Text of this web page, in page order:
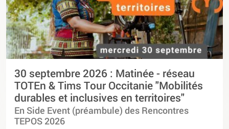
30 septembre 2026 : Matinée - réseau
TOTEn & Tims Tour Occitanie "Mobilités
durables et inclusives en territoires"
En Side Event (préambule) des Rencontres
TEPOS 2026